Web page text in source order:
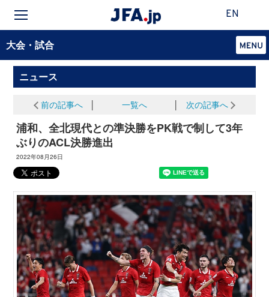
EN
大会・試合
ニュース
前の記事へ 一覧へ 次の記事へ
浦和、全北現代との準決勝をPK戦で制して3年
ぶりのACL決勝進出
2022年08月26日